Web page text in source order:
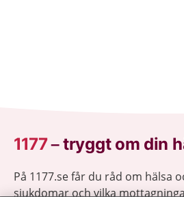
1177–tryggt om din
På 1177.se får du råd om hälsa
sjukdomar och vilka